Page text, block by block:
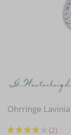
Ohrringe Lavinia
(2)